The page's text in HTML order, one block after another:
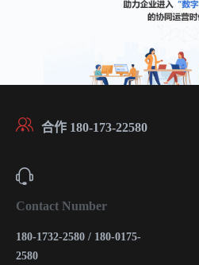
合作 180-173-22580
Contact Number
180-1732-2580 / 180-0175-
2580